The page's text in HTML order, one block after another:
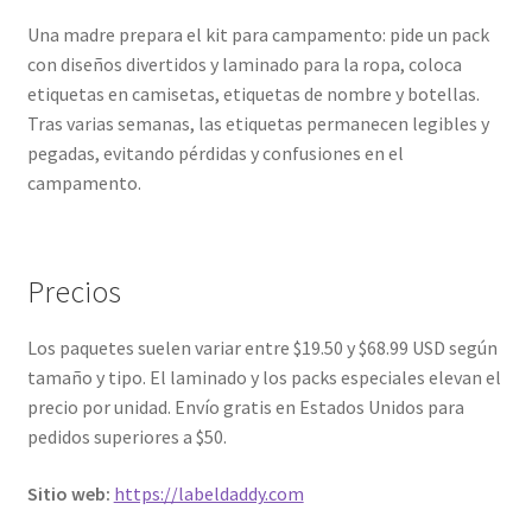
Una madre prepara el kit para campamento: pide un pack
con diseños divertidos y laminado para la ropa, coloca
etiquetas en camisetas, etiquetas de nombre y botellas.
Tras varias semanas, las etiquetas permanecen legibles y
pegadas, evitando pérdidas y confusiones en el
campamento.
Precios
Los paquetes suelen variar entre $19.50 y $68.99 USD según
tamaño y tipo. El laminado y los packs especiales elevan el
precio por unidad. Envío gratis en Estados Unidos para
pedidos superiores a $50.
Sitio web: https://labeldaddy.com